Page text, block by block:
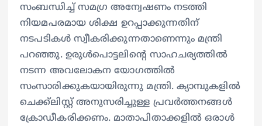
സംബന്ധിച്ച് സമഗ്ര അന്വേഷണം നടത്തി
നിയമപരമായ ശിക്ഷ ഉറപ്പാക്കുന്നതിന്
നടപടികള്‍ സ്വീകരിക്കുന്നതാണെന്നും മന്ത്രി
പറഞ്ഞു. ഉരുള്‍പൊട്ടലിന്റെ സാഹചര്യത്തില്‍
നടന്ന അവലോകന യോഗത്തില്‍
സംസാരിക്കുകയായിരുന്നു മന്ത്രി. ക്യാമ്പുകളില്‍
ചെക്ക്‌ലിസ്റ്റ് അനുസരിച്ചുള്ള പ്രവര്‍ത്തനങ്ങള്‍
ക്രോഡീകരിക്കണം. മാതാപിതാക്കളില്‍ ഒരാള്‍